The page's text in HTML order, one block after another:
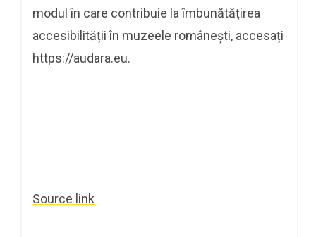
modul în care contribuie la îmbunătățirea
accesibilității în muzeele românești, accesați
https://audara.eu.
Source link